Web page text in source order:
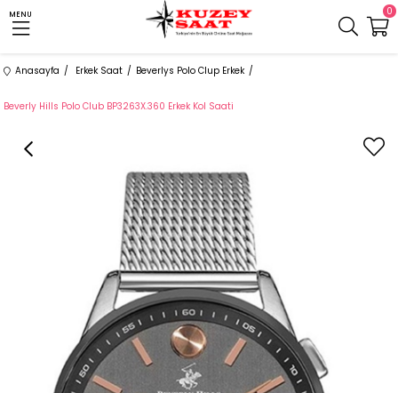
MENU 0
Anasayfa Erkek Saat Beverlys Polo Clup Erkek
Beverly Hills Polo Club BP3263X.360 Erkek Kol Saati